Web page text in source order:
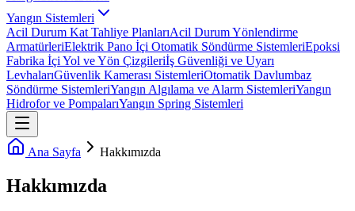
Yangın Sistemleri
Acil Durum Kat Tahliye PlanlarıAcil Durum Yönlendirme
ArmatürleriElektrik Pano İçi Otomatik Söndürme SistemleriEpoksi
Fabrika İçi Yol ve Yön Çizgileriİş Güvenliği ve Uyarı
LevhalarıGüvenlik Kamerası SistemleriOtomatik Davlumbaz
Söndürme SistemleriYangın Algılama ve Alarm SistemleriYangın
Hidrofor ve PompalarıYangın Spring Sistemleri
Ana Sayfa Hakkımızda
Hakkımızda